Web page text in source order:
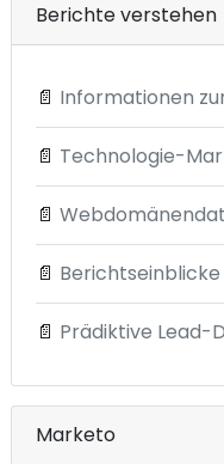
Berichte verstehen
📄 Informationen
📄 Technologie-
📄
📄 Berichtseinblicke
📄 Prädiktive Lead-
Marketo